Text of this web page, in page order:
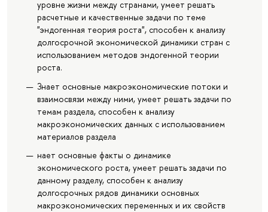
уровне жизни между странами, умеет решать
расчетные и качественные задачи по теме
"эндогенная теория роста", способен к анализу
долгосрочной экономической динамики стран с
использованием методов эндогенной теории
роста.
Знает основные макроэкономические потоки и
взаимосвязи между ними, умеет решать задачи по
темам раздела, способен к анализу
макроэкономических данных с использованием
материалов раздела
нает основные факты о динамике
экономического роста, умеет решать задачи по
данному разделу, способен к анализу
долгосрочных рядов динамики основных
макроэкономических переменных и их свойств